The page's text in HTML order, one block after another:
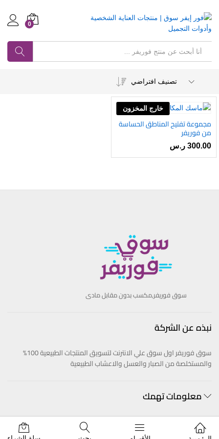
0
تصنيف افتراضي
خارج المخزون
أضف
رغبات
مجموعة تفتيح المناطق الحساسة
من فوريفر
300.00 ر.س
سوق فوريفر,مكسب بدون مقابل مادى
نبذه عن الشركة
سوق فوريفر اول سوق علي الانترنت لتسويق المنتجات الطبيعية 100%
والمستخلصة من الصبار والعسل والاعشاب الطبيعية
معلومات تهمك